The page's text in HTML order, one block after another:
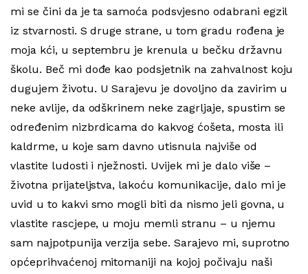
mi se čini da je ta samoća podsvjesno odabrani egzil
iz stvarnosti. S druge strane, u tom gradu rođena je
moja kći, u septembru je krenula u bečku državnu
školu. Beč mi dođe kao podsjetnik na zahvalnost koju
dugujem životu. U Sarajevu je dovoljno da zavirim u
neke avlije, da odškrinem neke zagrljaje, spustim se
određenim nizbrdicama do kakvog ćošeta, mosta ili
kaldrme, u koje sam davno utisnula najviše od
vlastite ludosti i nježnosti. Uvijek mi je dalo više –
životna prijateljstva, lakoću komunikacije, dalo mi je
uvid u to kakvi smo mogli biti da nismo jeli govna, u
vlastite rascjepe, u moju memli stranu – u njemu
sam najpotpunija verzija sebe. Sarajevo mi, suprotno
općeprihvaćenoj mitomaniji na kojoj počivaju naši